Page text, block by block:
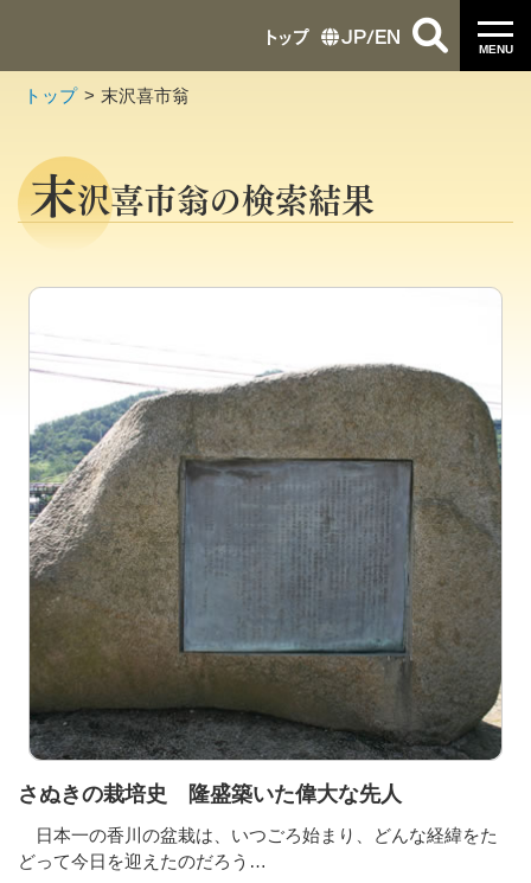
MENU
トップ JP/EN
トップ 末沢喜市翁
末沢喜市翁の検索結果
さぬきの栽培史 隆盛築いた偉大な先人
日本一の香川の盆栽は、いつごろ始まり、どんな経緯をた
どって今日を迎えたのだろう…